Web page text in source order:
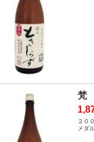
梵
２０
メダ